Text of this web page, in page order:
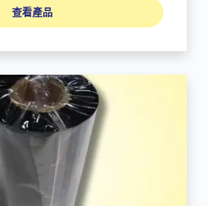
查看產品